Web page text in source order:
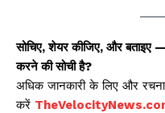
सोचिए, शेयर कीजिए, और बताइए
करने की सोची है?
अधिक जानकारी के लिए और
करें